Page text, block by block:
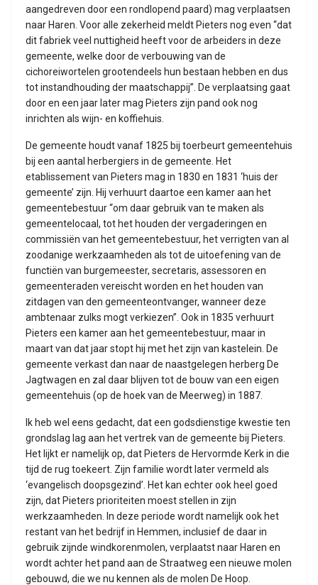
aangedreven door een rondlopend paard) mag verplaatsen
naar Haren. Voor alle zekerheid meldt Pieters nog even “dat
dit fabriek veel nuttigheid heeft voor de arbeiders in deze
gemeente, welke door de verbouwing van de
cichoreiwortelen grootendeels hun bestaan hebben en dus
tot instandhouding der maatschappij”. De verplaatsing gaat
door en een jaar later mag Pieters zijn pand ook nog
inrichten als wijn- en koffiehuis.
De gemeente houdt vanaf 1825 bij toerbeurt gemeentehuis
bij een aantal herbergiers in de gemeente. Het
etablissement van Pieters mag in 1830 en 1831 ‘huis der
gemeente’ zijn. Hij verhuurt daartoe een kamer aan het
gemeentebestuur “om daar gebruik van te maken als
gemeentelocaal, tot het houden der vergaderingen en
commissiën van het gemeentebestuur, het verrigten van al
zoodanige werkzaamheden als tot de uitoefening van de
functiën van burgemeester, secretaris, assessoren en
gemeenteraden vereischt worden en het houden van
zitdagen van den gemeenteontvanger, wanneer deze
ambtenaar zulks mogt verkiezen”. Ook in 1835 verhuurt
Pieters een kamer aan het gemeentebestuur, maar in
maart van dat jaar stopt hij met het zijn van kastelein. De
gemeente verkast dan naar de naastgelegen herberg De
Jagtwagen en zal daar blijven tot de bouw van een eigen
gemeentehuis (op de hoek van de Meerweg) in 1887.
Ik heb wel eens gedacht, dat een godsdienstige kwestie ten
grondslag lag aan het vertrek van de gemeente bij Pieters.
Het lijkt er namelijk op, dat Pieters de Hervormde Kerk in die
tijd de rug toekeert. Zijn familie wordt later vermeld als
‘evangelisch doopsgezind’. Het kan echter ook heel goed
zijn, dat Pieters prioriteiten moest stellen in zijn
werkzaamheden. In deze periode wordt namelijk ook het
restant van het bedrijf in Hemmen, inclusief de daar in
gebruik zijnde windkorenmolen, verplaatst naar Haren en
wordt achter het pand aan de Straatweg een nieuwe molen
gebouwd, die we nu kennen als de molen De Hoop.